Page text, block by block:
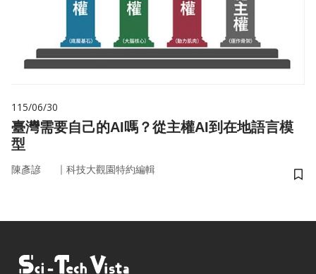
115/06/30
臺灣需要自己的AI嗎？從主權AI到在地語言模
型
陳彥諺 ｜ 科技大觀園特約編輯
儲